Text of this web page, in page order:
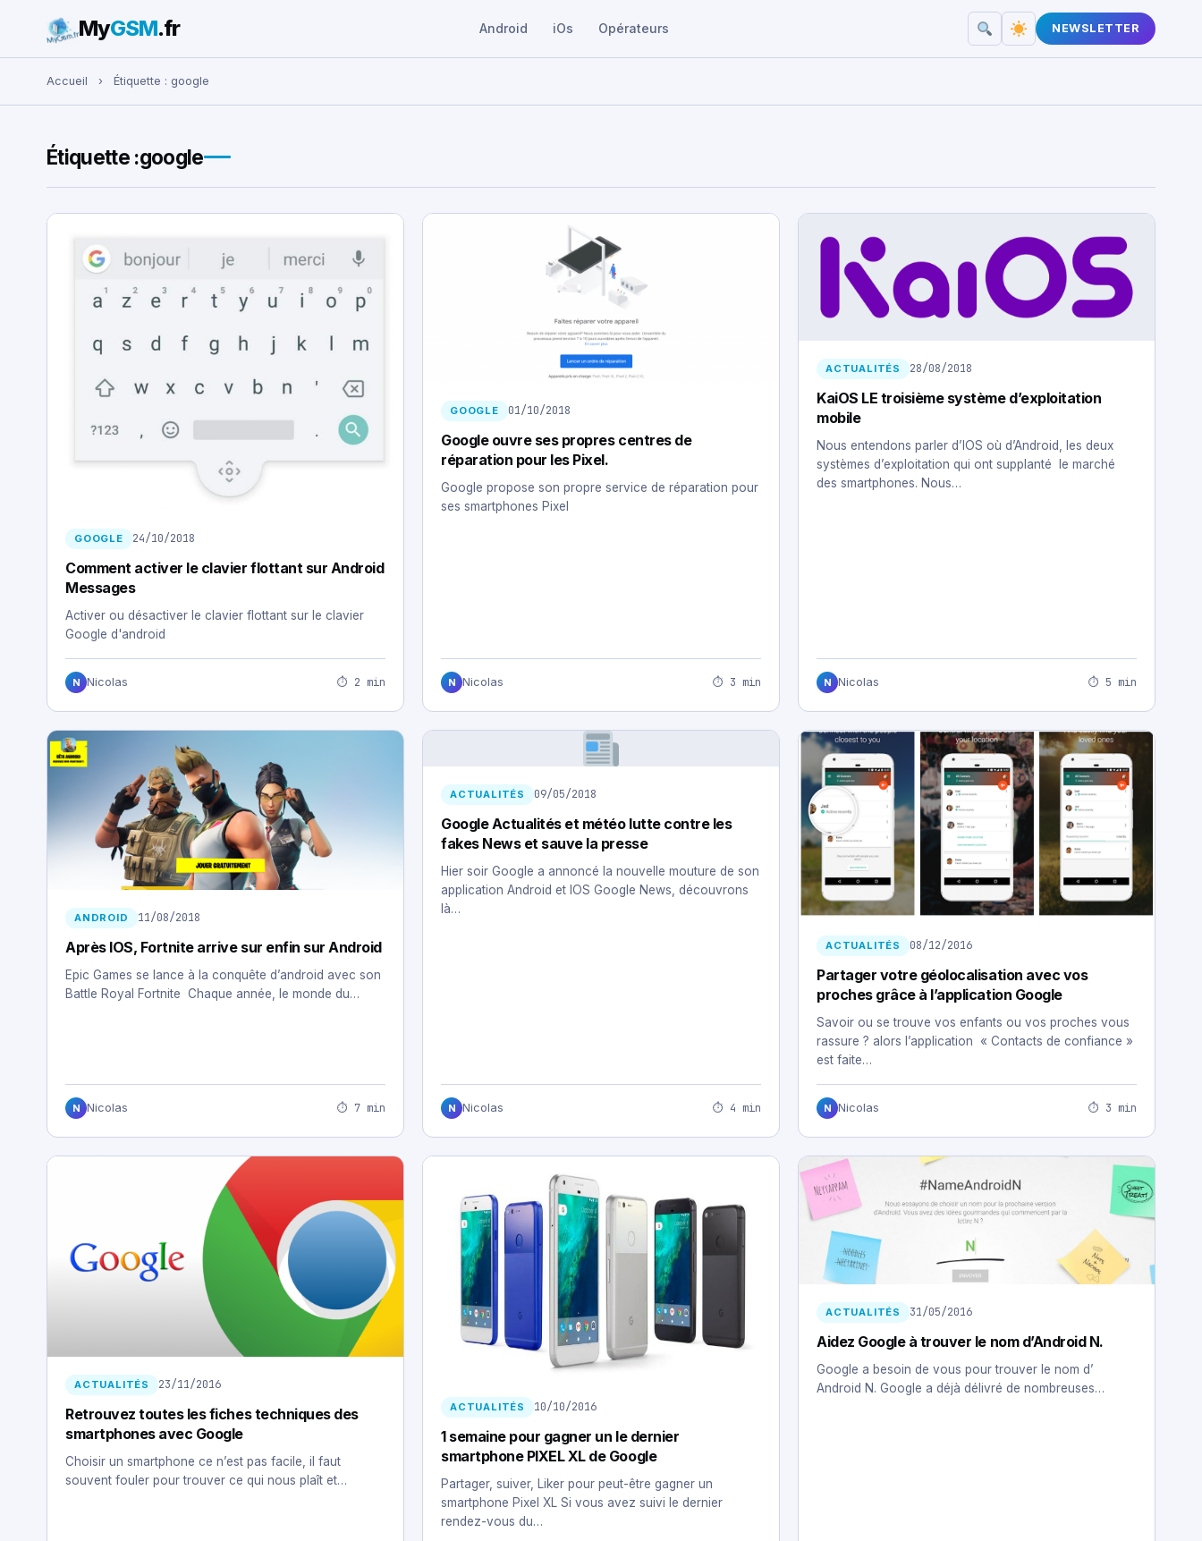
Rechercher :
MyGSM.fr Android iOs Opérateurs NEWSLETTER
Accueil › Étiquette : google
Étiquette :google
GOOGLE 24/10/2018
Comment activer le clavier flottant sur Android
Messages
Activer ou désactiver le clavier flottant sur le clavier
Google d'android
N Nicolas ⏱ 2 min
GOOGLE 01/10/2018
Google ouvre ses propres centres de
réparation pour les Pixel.
Google propose son propre service de réparation pour
ses smartphones Pixel
N Nicolas ⏱ 3 min
ACTUALITÉS 28/08/2018
KaiOS LE troisième système d’exploitation
mobile
Nous entendons parler d’IOS où d’Android, les deux
systèmes d’exploitation qui ont supplanté le marché
des smartphones. Nous…
N Nicolas ⏱ 5 min
ANDROID 11/08/2018
Après IOS, Fortnite arrive sur enfin sur Android
Epic Games se lance à la conquête d’android avec son
Battle Royal Fortnite Chaque année, le monde du…
N Nicolas ⏱ 7 min
ACTUALITÉS 09/05/2018
Google Actualités et météo lutte contre les
fakes News et sauve la presse
Hier soir Google a annoncé la nouvelle mouture de son
application Android et IOS Google News, découvrons
là…
N Nicolas ⏱ 4 min
ACTUALITÉS 08/12/2016
Partager votre géolocalisation avec vos
proches grâce à l’application Google
Savoir ou se trouve vos enfants ou vos proches vous
rassure ? alors l’application « Contacts de confiance »
est faite…
N Nicolas ⏱ 3 min
ACTUALITÉS 23/11/2016
Retrouvez toutes les fiches techniques des
smartphones avec Google
Choisir un smartphone ce n’est pas facile, il faut
souvent fouler pour trouver ce qui nous plaît et…
ACTUALITÉS 10/10/2016
1 semaine pour gagner un le dernier
smartphone PIXEL XL de Google
Partager, suiver, Liker pour peut-être gagner un
smartphone Pixel XL Si vous avez suivi le dernier
rendez-vous du…
ACTUALITÉS 31/05/2016
Aidez Google à trouver le nom d’Android N.
Google a besoin de vous pour trouver le nom d’
Android N. Google a déjà délivré de nombreuses…